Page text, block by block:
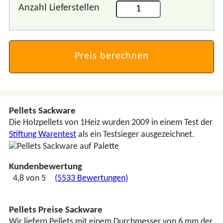
Anzahl Lieferstellen
Preis berechnen
Pellets Sackware
Die Holzpellets von 1Heiz wurden 2009 in einem Test der
Stiftung Warentest als ein Testsieger ausgezeichnet.
Kundenbewertung
4,8 von 5
(5533 Bewertungen)
Pellets Preise Sackware